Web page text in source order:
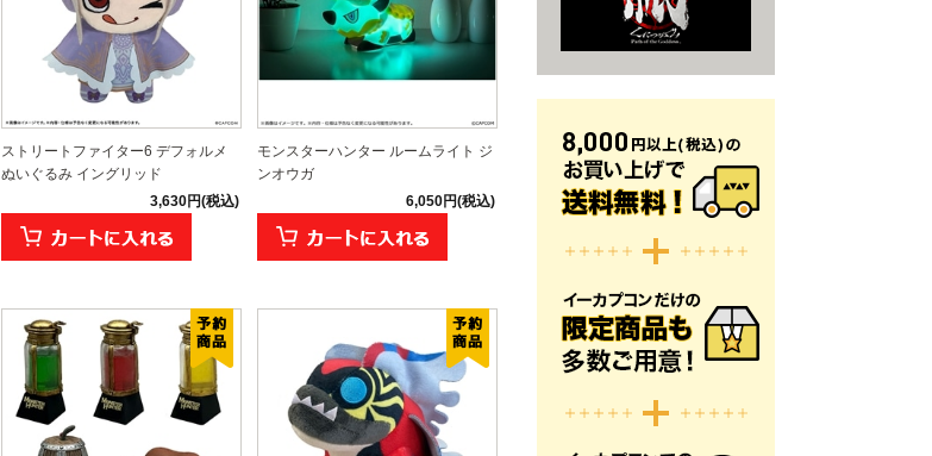
ストリートファイター6 デフォルメ
ぬいぐるみ イングリッド
3,630円(税込)
モンスターハンター ルームライト ジ
ンオウガ
6,050円(税込)